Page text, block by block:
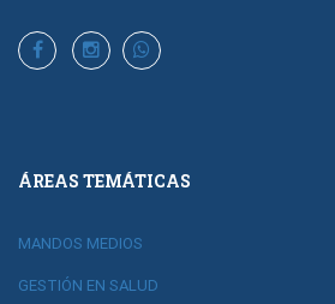
ÁREAS TEMÁTICAS
MANDOS MEDIOS
GESTIÓN EN SALUD